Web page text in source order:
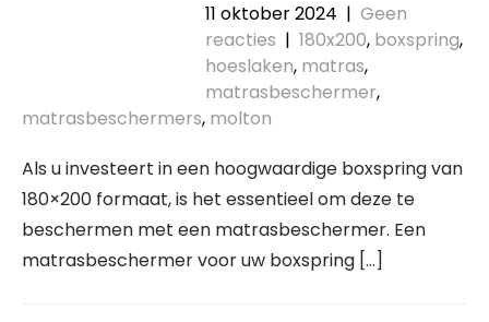
11 oktober 2024 | Geen
reacties | 180x200, boxspring,
hoeslaken, matras,
matrasbeschermer,
matrasbeschermers, molton
Als u investeert in een hoogwaardige boxspring van
180×200 formaat, is het essentieel om deze te
beschermen met een matrasbeschermer. Een
matrasbeschermer voor uw boxspring […]